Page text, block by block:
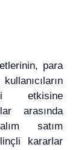
para
etkisine
arasında
alım satım
kararlar